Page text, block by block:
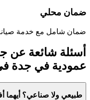
ضمان محلي
ضمان شامل مع خدمة
أسئلة شائعة عن
عمودية في جدة
طبيعي ولا صناعي؟ أيهما